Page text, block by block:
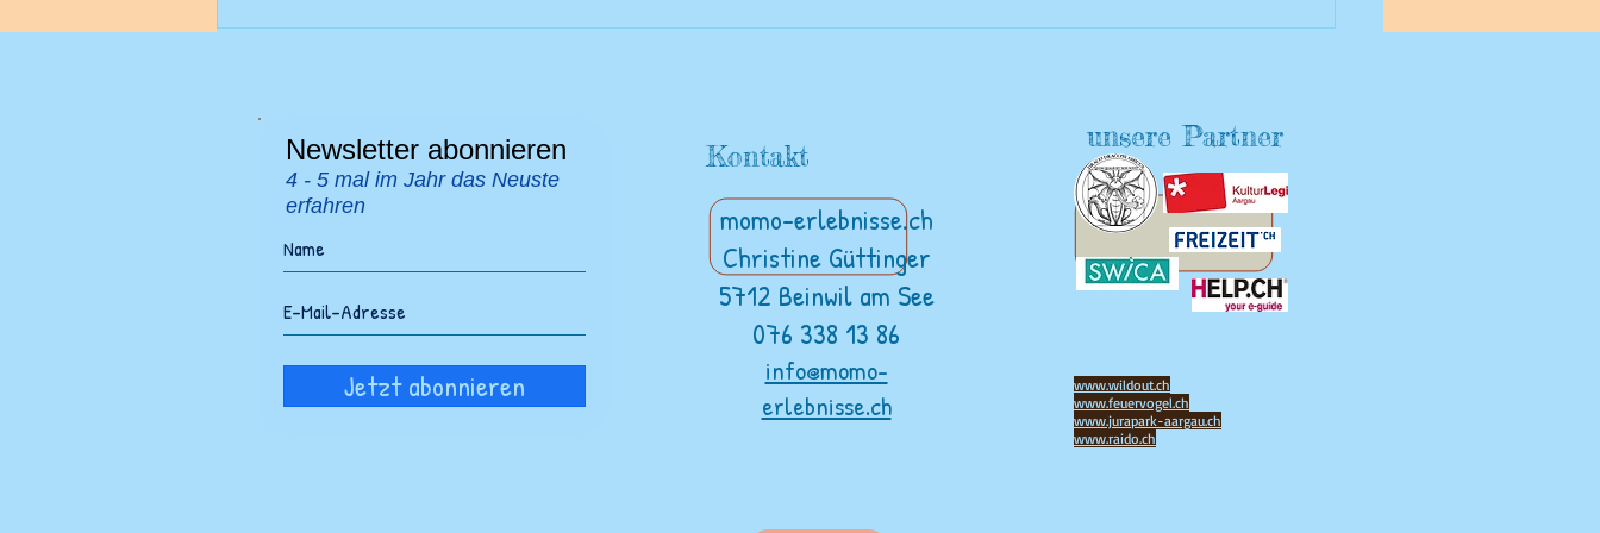
Newsletter abonnieren
4 - 5 mal im Jahr das Neuste
erfahren
Jetzt abonnieren
Kontakt
momo-erlebnisse.ch
Christine Güttinger
5712 Beinwil am See
076 338 13 86
info@momo-
erlebnisse.ch
www.wildout.ch
www.feuervogel.ch
www.jurapark-aargau.ch
www.raido.ch
unsere Partner